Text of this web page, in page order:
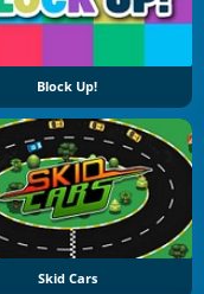
Block Up!
Skid Cars